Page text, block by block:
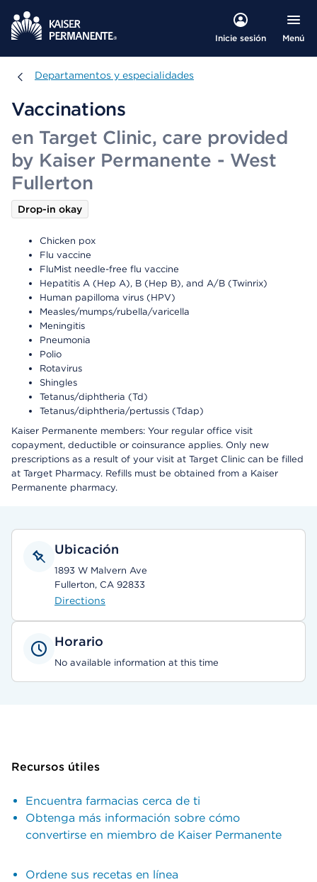
Inicie sesión Menú
Departamentos y especialidades
Departamentos y especialidades
Vaccinations
en Target Clinic, care provided
by Kaiser Permanente - West
Fullerton
Drop-in okay
Chicken pox
Flu vaccine
FluMist needle-free flu vaccine
Hepatitis A (Hep A), B (Hep B), and A/B (Twinrix)
Human papilloma virus (HPV)
Measles/mumps/rubella/varicella
Meningitis
Pneumonia
Polio
Rotavirus
Shingles
Tetanus/diphtheria (Td)
Tetanus/diphtheria/pertussis (Tdap)
Kaiser Permanente members: Your regular office visit
copayment, deductible or coinsurance applies. Only new
prescriptions as a result of your visit at Target Clinic can be filled
at Target Pharmacy. Refills must be obtained from a Kaiser
Permanente pharmacy.
Ubicación
1893 W Malvern Ave
Fullerton, CA 92833
Directions
Horario
No available information at this time
Recursos útiles
Encuentra farmacias cerca de ti
Obtenga más información sobre cómo
convertirse en miembro de Kaiser Permanente
Ordene sus recetas en línea